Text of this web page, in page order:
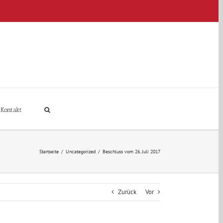
Kontakt
Startseite / Uncategorized / Beschluss vom 26. Juli 2017
Zurück Vor